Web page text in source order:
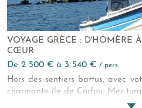
VOYAGE GRÈCE : D'HOMÈRE
CŒUR
de 2 500 € à 3 540 € / pers.
Hors des sentiers battus, avec
charmante île de Corfou. Mer
vous attendent pour un séjour